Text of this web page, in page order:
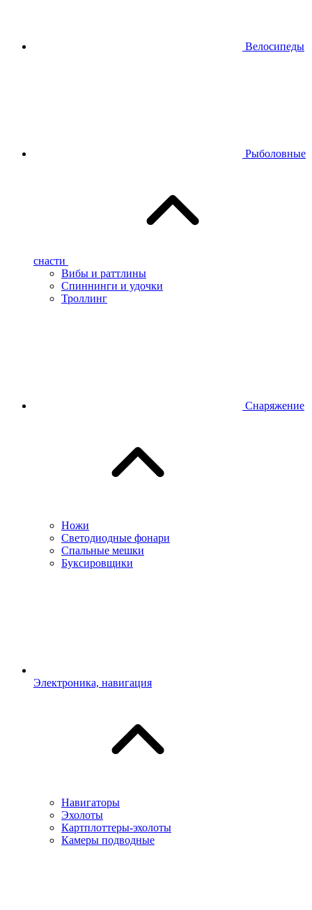
Велосипеды
Рыболовные
снасти
Вибы и раттлины
Спиннинги и удочки
Троллинг
Снаряжение
Ножи
Светодиодные фонари
Спальные мешки
Буксировщики
Электроника, навигация
Навигаторы
Эхолоты
Картплоттеры-эхолоты
Камеры подводные